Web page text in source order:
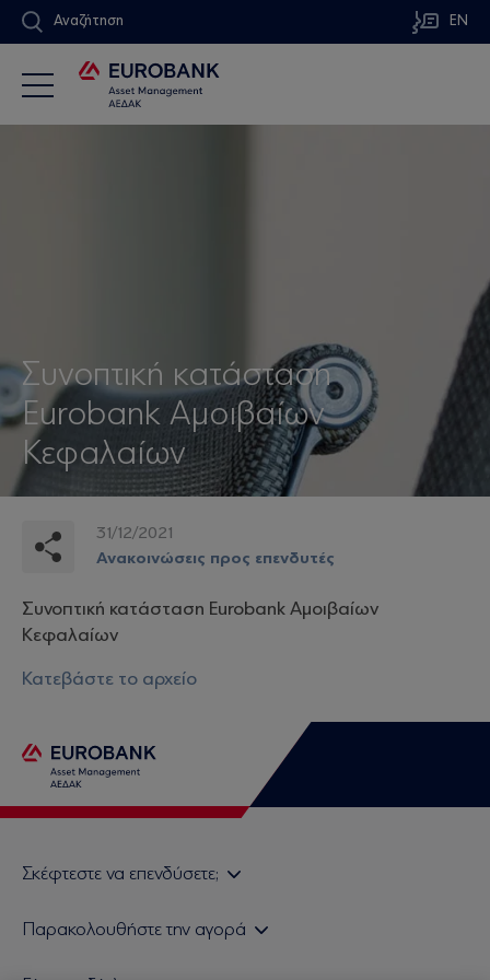
Αναζήτηση EN
Συνοπτική κατάσταση
Eurobank Αμοιβαίων
Κεφαλαίων
31/12/2021
Ανακοινώσεις προς επενδυτές
Συνοπτική κατάσταση Eurobank Αμοιβαίων
Κεφαλαίων
Κατεβάστε το αρχείο
Σκέφτεστε να επενδύσετε;
Παρακολουθήστε την αγορά